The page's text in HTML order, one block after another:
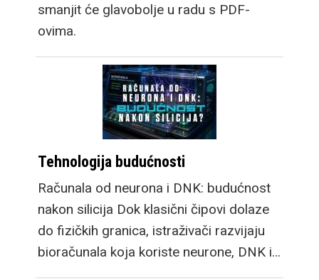
smanjit će glavobolje u radu s PDF-
ovima.
Tehnologija budućnosti
Računala od neurona i DNK: budućnost
nakon silicija Dok klasični čipovi dolaze
do fizičkih granica, istraživači razvijaju
bioračunala koja koriste neurone, DNK i…